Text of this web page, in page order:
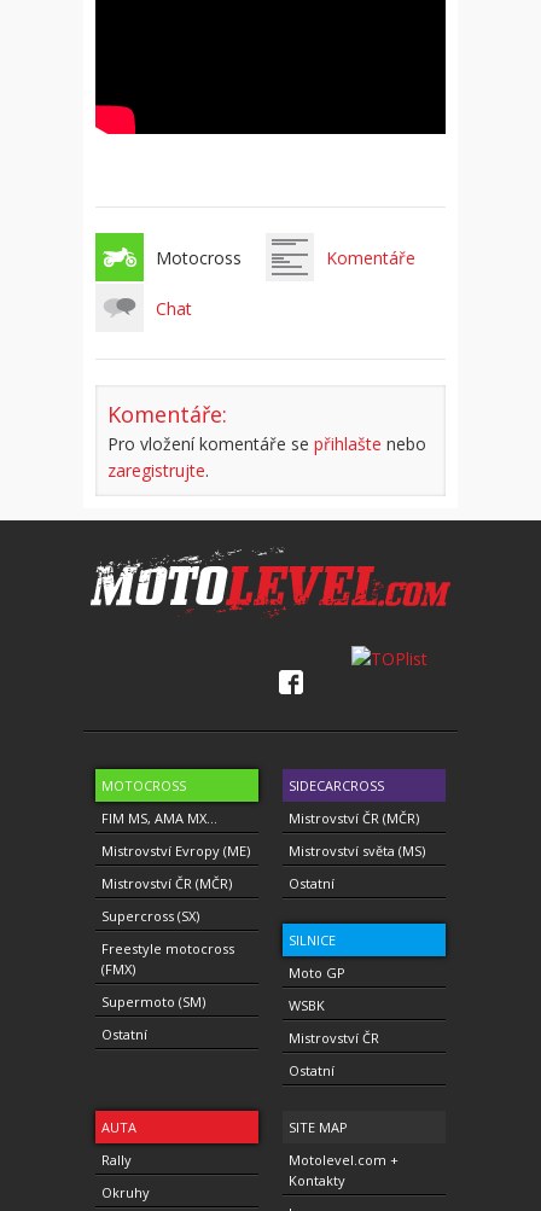
Motocross Komentáře
Chat
Komentáře:
Pro vložení komentáře se přihlašte nebo
zaregistrujte.
MOTOCROSS
FIM MS, AMA MX...
Mistrovství Evropy (ME)
Mistrovství ČR (MČR)
Supercross (SX)
Freestyle motocross
(FMX)
Supermoto (SM)
Ostatní
SIDECARCROSS
Mistrovství ČR (MČR)
Mistrovství světa (MS)
Ostatní
SILNICE
Moto GP
WSBK
Mistrovství ČR
Ostatní
AUTA
Rally
Okruhy
SITE MAP
Motolevel.com +
Kontakty